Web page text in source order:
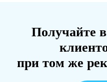
Получайте
при том же